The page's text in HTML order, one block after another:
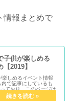
情報まとめで
子供が楽しめる
2019】
しめるイベント情報
で記事にしているも
ており、このページは